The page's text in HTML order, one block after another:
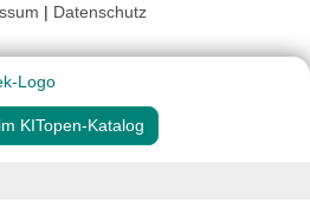
| Datenschutz
KITopen-Katalog